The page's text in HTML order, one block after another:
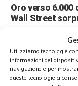
Utilizziamo tecnologie
informazioni del
navigazione e per
queste tecnologie ci
Oro verso 6.000
Wall Street